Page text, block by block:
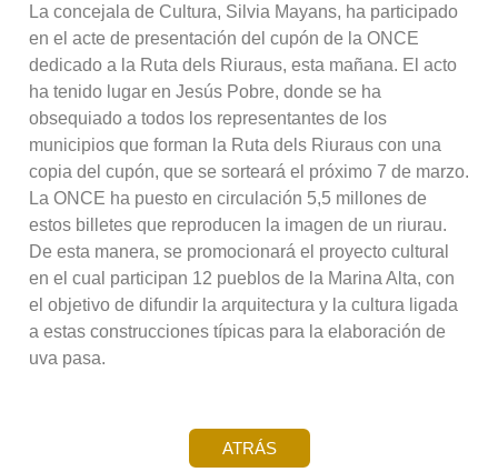
La concejala de Cultura, Silvia Mayans, ha participado
en el acte de presentación del cupón de la ONCE
dedicado a la Ruta dels Riuraus, esta mañana. El acto
ha tenido lugar en Jesús Pobre, donde se ha
obsequiado a todos los representantes de los
municipios que forman la Ruta dels Riuraus con una
copia del cupón, que se sorteará el próximo 7 de marzo.
La ONCE ha puesto en circulación 5,5 millones de
estos billetes que reproducen la imagen de un riurau.
De esta manera, se promocionará el proyecto cultural
en el cual participan 12 pueblos de la Marina Alta, con
el objetivo de difundir la arquitectura y la cultura ligada
a estas construcciones típicas para la elaboración de
uva pasa.
ATRÁS